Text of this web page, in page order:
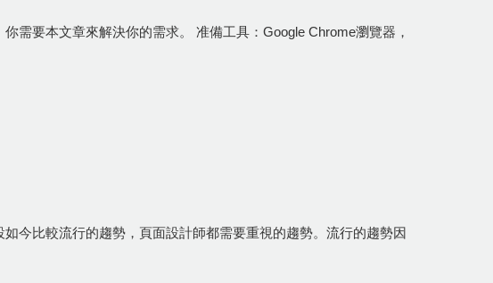
需要本文章來解決你的需求。 准備工具：Google Chrome瀏覽器，
今比較流行的趨勢，頁面設計師都需要重視的趨勢。流行的趨勢因